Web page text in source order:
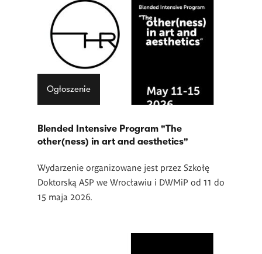
Ogłoszenie
Blended Intensive Program "The
other(ness) in art and aesthetics"
Wydarzenie organizowane jest przez Szkołę
Doktorską ASP we Wrocławiu i DWMiP od 11 do
15 maja 2026.